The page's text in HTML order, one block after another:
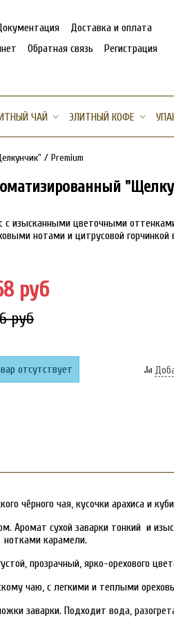
Доставка и оплата
Обратная связь
Регистрация
ЧАЙ ЭЛИТНЫЙ КОФЕ
/ Premium
с изысканными цветочными
нотами и цитрусовой горчинкой
руб
руб
отсутствует
чёрного чая, кусочки арахиса и
Аромат сухой заварки тонкий и
нотками карамели.
прозрачный, ярко-орехового
чаю, с легкими и теплыми
заварки. Подходит вода,